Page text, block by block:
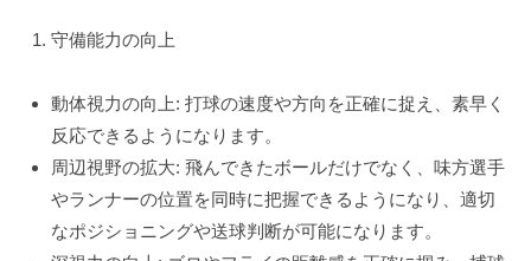
守備能力の向上
動体視力の向上: 打球の速度や方向を正確に捉え、素早く
反応できるようになります。
周辺視野の拡大: 飛んできたボールだけでなく、味方選手
やランナーの位置を同時に把握できるようになり、適切
なポジショニングや送球判断が可能になります。